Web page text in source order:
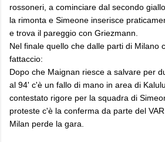
rossoneri, a cominciare dal secondo
la rimonta e Simeone inserisce
e trova il pareggio con Griezmann.
Nel finale quello che dalle parti di Milano
fattaccio:
Dopo che Maignan riesce a salvare per
al 94' c'è un fallo di mano in area di
contestato rigore per la squadra di
proteste c'è la conferma da parte del
Milan perde la gara.